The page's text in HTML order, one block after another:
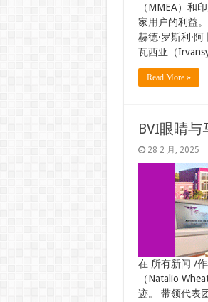
（MMEA）和
家用户的利益
赫德·罗斯利·
瓦西亚（
Read More »
BVI眼睛
28 2 月, 2025
在 所有新闻 /
（Natalio
迹。 带领代表